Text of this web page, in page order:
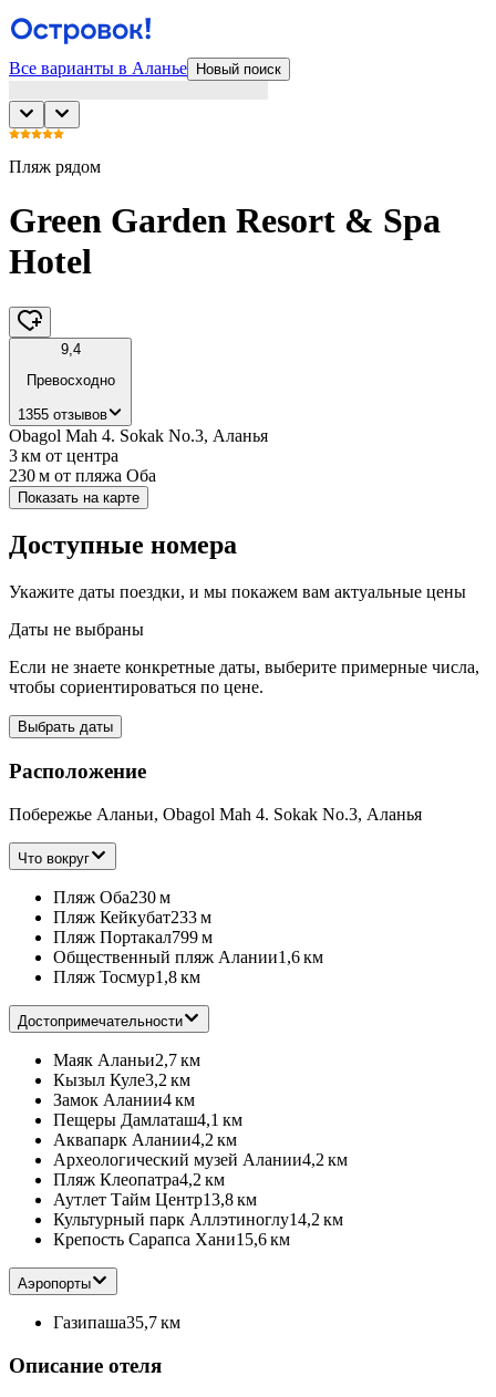
Все варианты в Аланье Новый поиск
Пляж рядом
Green Garden Resort & Spa
Hotel
9,4
Превосходно
1355 отзывов
Obagol Mah 4. Sokak No.3, Аланья
3 км от центра
230 м от пляжа Оба
Показать на карте
Доступные номера
Укажите даты поездки, и мы покажем вам актуальные цены
Даты не выбраны
Если не знаете конкретные даты, выберите примерные числа,
чтобы сориентироваться по цене.
Выбрать даты
Расположение
Побережье Аланьи, Obagol Mah 4. Sokak No.3, Аланья
Что вокруг
Пляж Оба230 м
Пляж Кейкубат233 м
Пляж Портакал799 м
Общественный пляж Алании1,6 км
Пляж Тосмур1,8 км
Достопримечательности
Маяк Аланьи2,7 км
Кызыл Куле3,2 км
Замок Алании4 км
Пещеры Дамлаташ4,1 км
Аквапарк Алании4,2 км
Археологический музей Алании4,2 км
Пляж Клеопатра4,2 км
Аутлет Тайм Центр13,8 км
Культурный парк Аллэтиноглу14,2 км
Крепость Сарапса Хани15,6 км
Аэропорты
Газипаша35,7 км
Описание отеля